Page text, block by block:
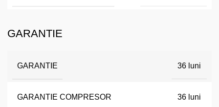
GARANTIE
GARANTIE 36 luni
GARANTIE COMPRESOR 36 luni